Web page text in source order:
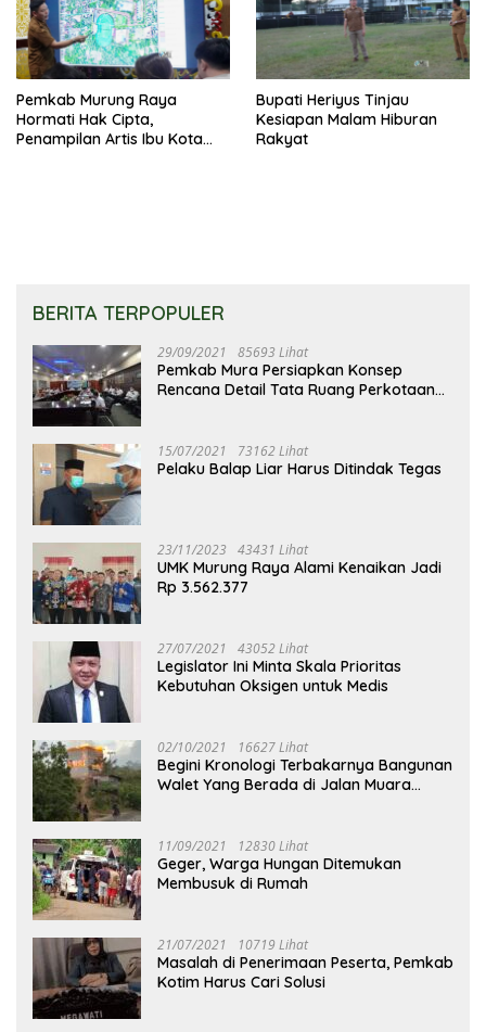
Pemkab Murung Raya
Hormati Hak Cipta,
Penampilan Artis Ibu Kota
Bupati Heriyus Tinjau
Kesiapan Malam Hiburan
Rakyat
BERITA TERPOPULER
29/09/2021 85693 Lihat
Pemkab Mura Persiapkan Konsep
Rencana Detail Tata Ruang Perkotaan
15/07/2021 73162 Lihat
Pelaku Balap Liar Harus Ditindak Tegas
23/11/2023 43431 Lihat
UMK Murung Raya Alami Kenaikan Jadi
Rp 3.562.377
27/07/2021 43052 Lihat
Legislator Ini Minta Skala Prioritas
Kebutuhan Oksigen untuk Medis
02/10/2021 16627 Lihat
Begini Kronologi Terbakarnya Bangunan
Walet Yang Berada di Jalan Muara
11/09/2021 12830 Lihat
Geger, Warga Hungan Ditemukan
Membusuk di Rumah
21/07/2021 10719 Lihat
Masalah di Penerimaan Peserta, Pemkab
Kotim Harus Cari Solusi